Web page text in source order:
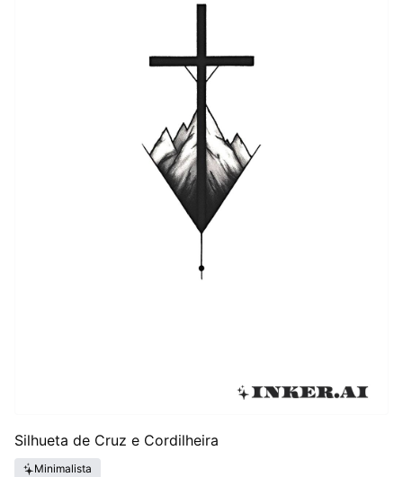
Silhueta de Cruz e Cordilheira
Minimalista